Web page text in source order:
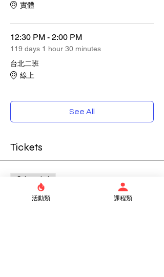
實體
12:30 PM - 2:00 PM
119 days 1 hour 30 minutes
台北二班
線上
See All
Tickets
Sale ended
Ticket type
活動類 課程類